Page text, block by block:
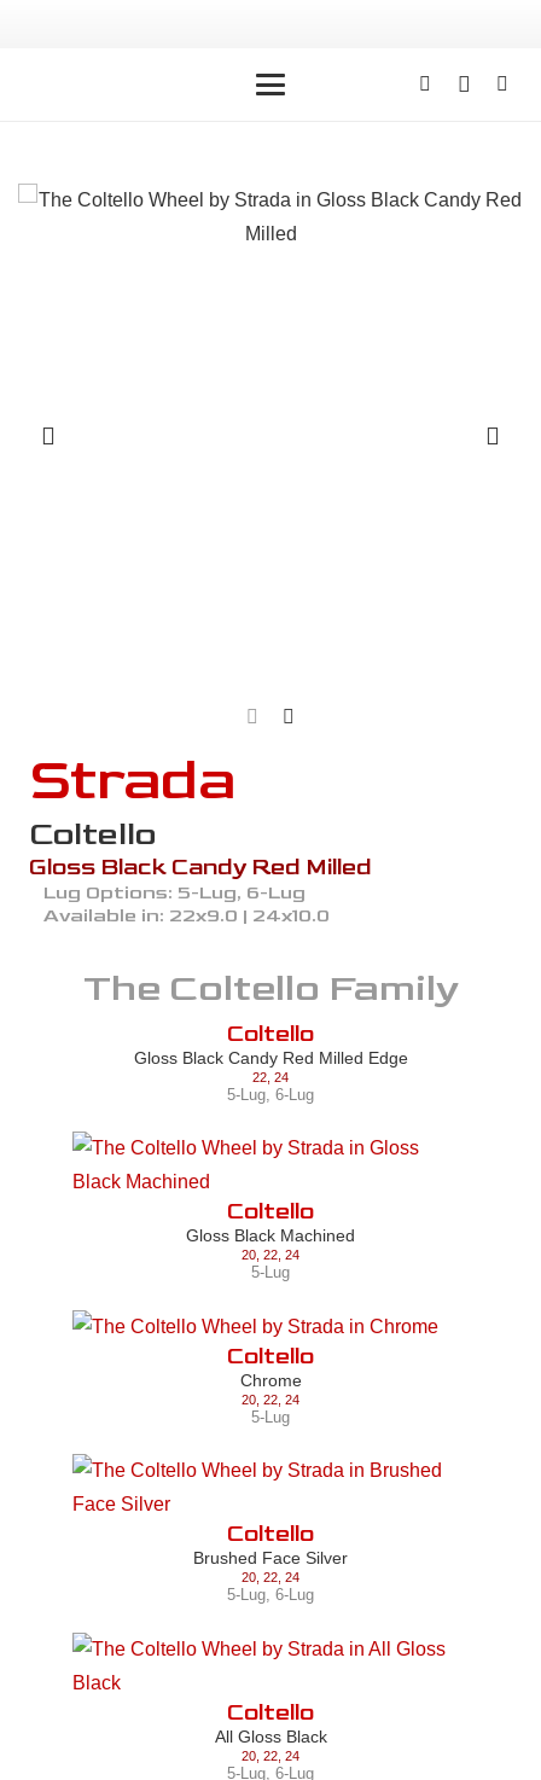
Strada
Coltello
Gloss Black Candy Red Milled
Lug Options: 5-Lug, 6-Lug
Available in: 22x9.0 | 24x10.0
The Coltello Family
Coltello
Gloss Black Candy Red Milled Edge
22 24
5-Lug, 6-Lug
Coltello
Gloss Black Machined
20 22 24
5-Lug
Coltello
Chrome
20 22 24
5-Lug
Coltello
Brushed Face Silver
20 22 24
5-Lug, 6-Lug
Coltello
All Gloss Black
20 22 24
5-Lug 6-Lug